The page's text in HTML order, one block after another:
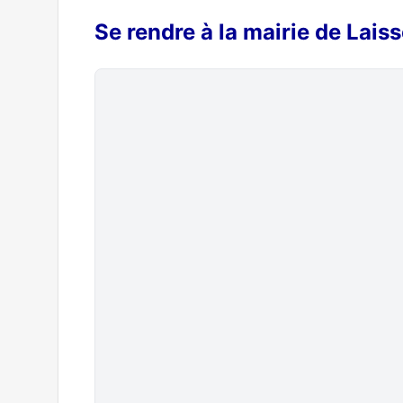
Se rendre à la mairie de